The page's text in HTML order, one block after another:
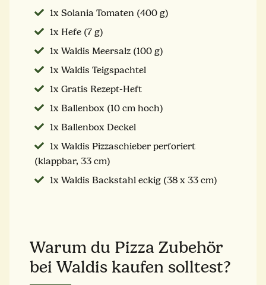
1x Solania Tomaten (400 g)
1x Hefe (7 g)
1x Waldis Meersalz (100 g)
1x Waldis Teigspachtel
1x Gratis Rezept-Heft
1x Ballenbox (10 cm hoch)
1x Ballenbox Deckel
1x Waldis Pizzaschieber perforiert
(klappbar, 33 cm)
1x Waldis Backstahl eckig (38 x 33 cm)
Warum du Pizza Zubehör
bei Waldis kaufen solltest?